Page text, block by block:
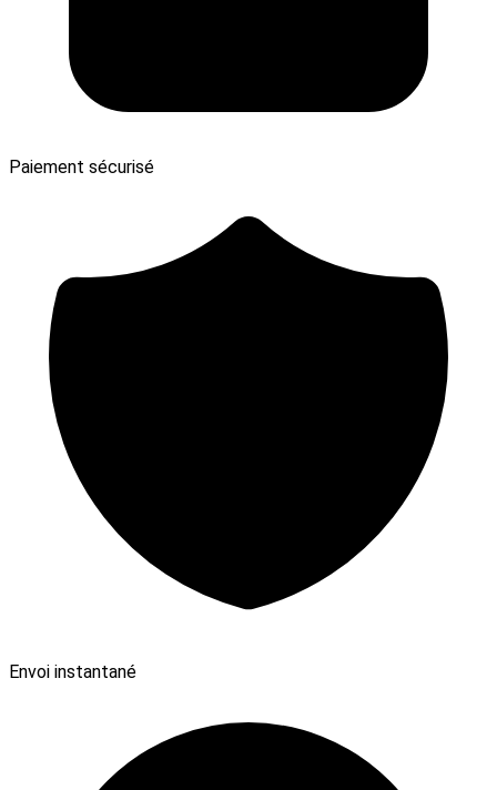
Paiement sécurisé
Envoi instantané